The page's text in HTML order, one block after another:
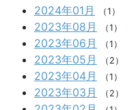
2024年01月 （1）
2023年08月 （1）
2023年06月 （1）
2023年05月 （2）
2023年04月 （1）
2023年03月 （2）